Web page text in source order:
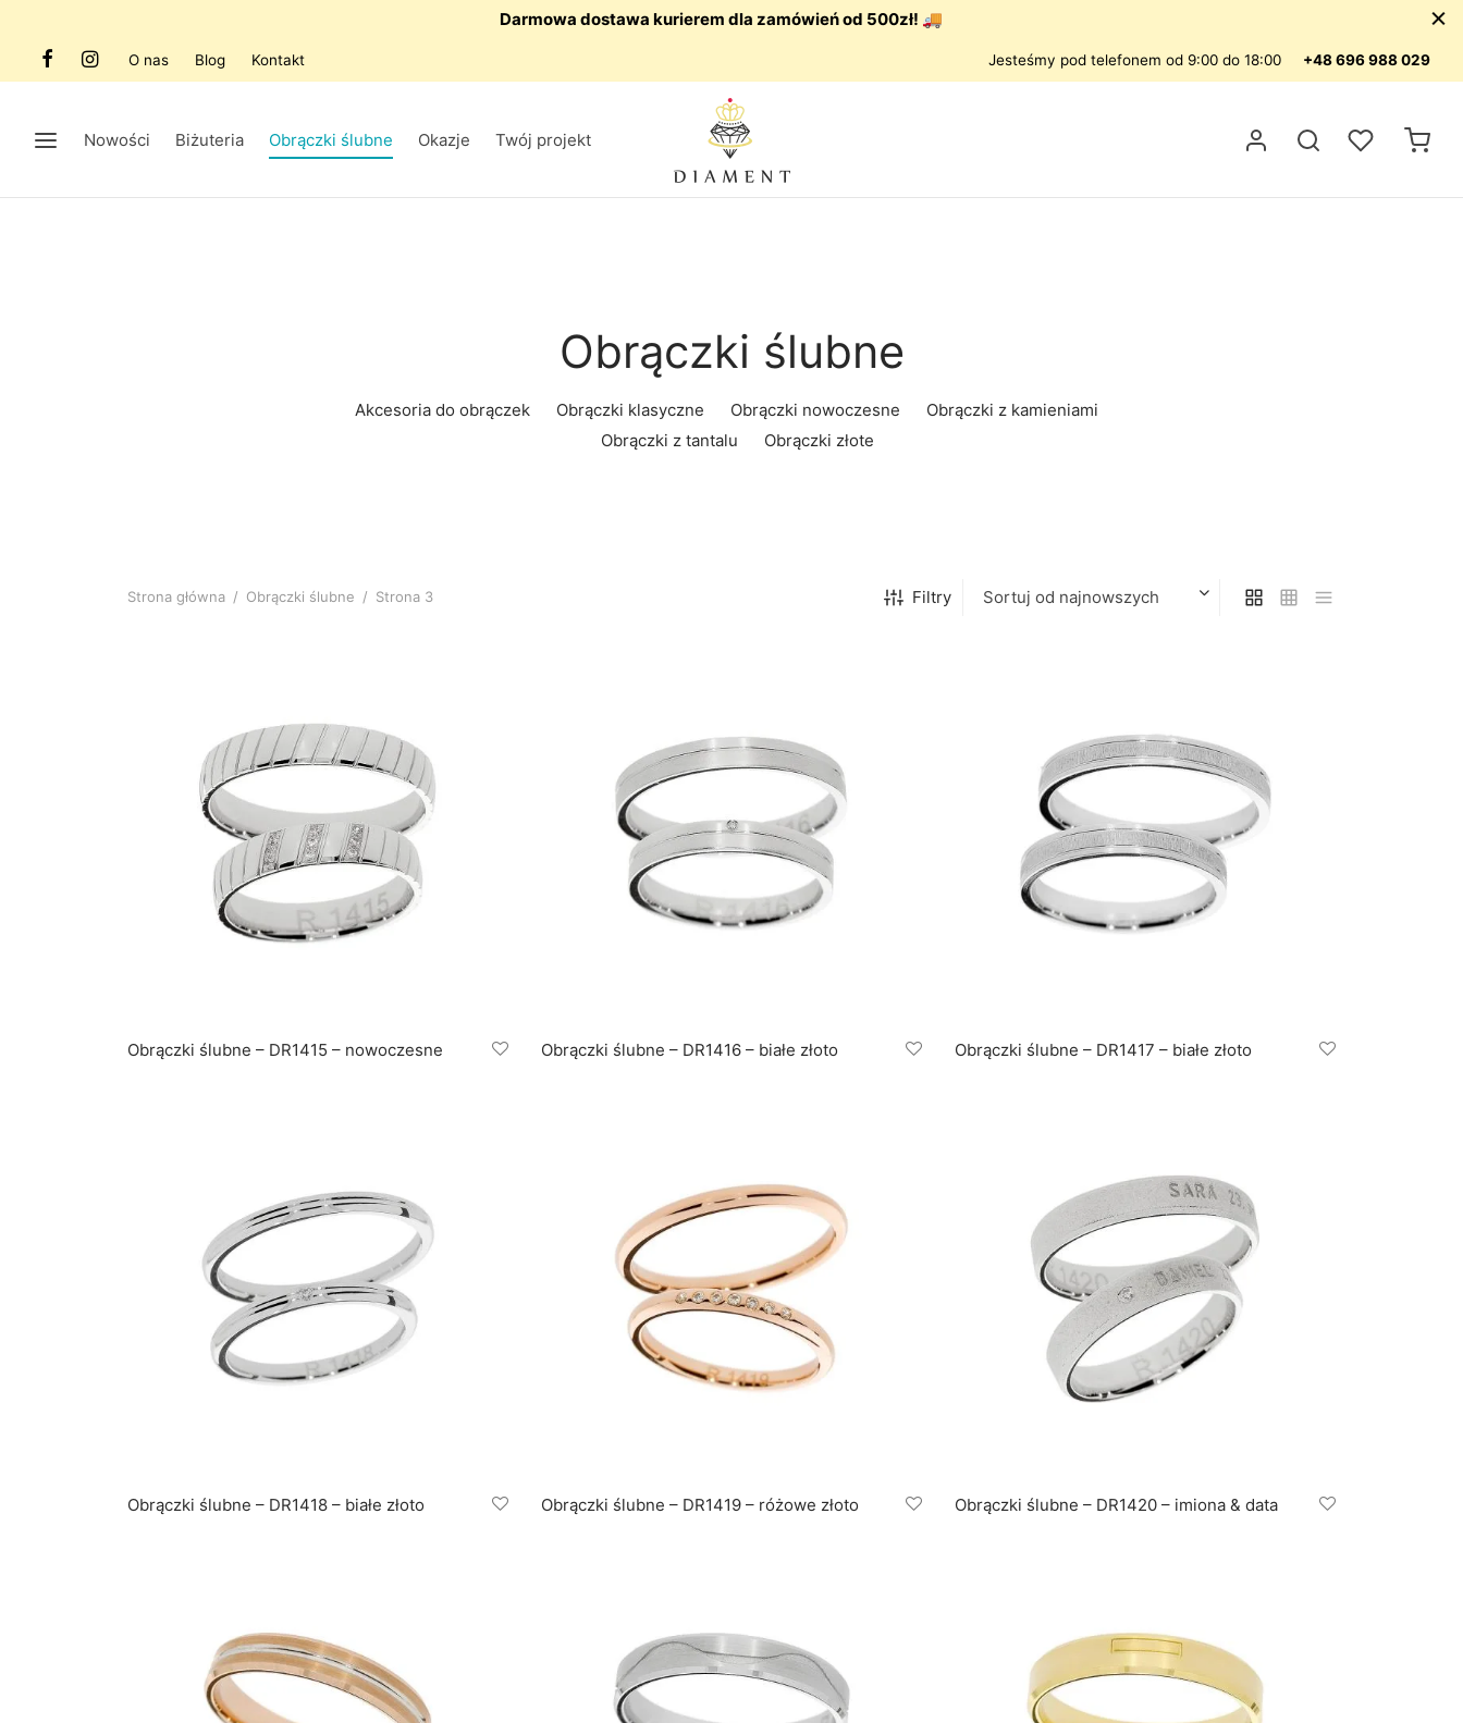
Darmowa dostawa kurierem dla zamówień od 500zł! 🚚
O nas Blog Kontakt Jesteśmy pod telefonem od 9:00 do 18:00 +48 696 988 029
Nowości Biżuteria Obrączki ślubne Okazje Twój projekt
Obrączki ślubne
Akcesoria do obrączek Obrączki klasyczne Obrączki nowoczesne
Obrączki z kamieniami
Obrączki z tantalu
Obrączki złote
Strona główna / Obrączki ślubne / Strona 3 Filtry Sortuj od najnowszych
Obrączki ślubne – DR1415 – nowoczesne Obrączki ślubne – DR1416 – białe złoto Obrączki ślubne – DR1417 – białe złoto
Obrączki ślubne – DR1418 – białe złoto Obrączki ślubne – DR1419 – różowe złoto Obrączki ślubne – DR1420 – imiona & data